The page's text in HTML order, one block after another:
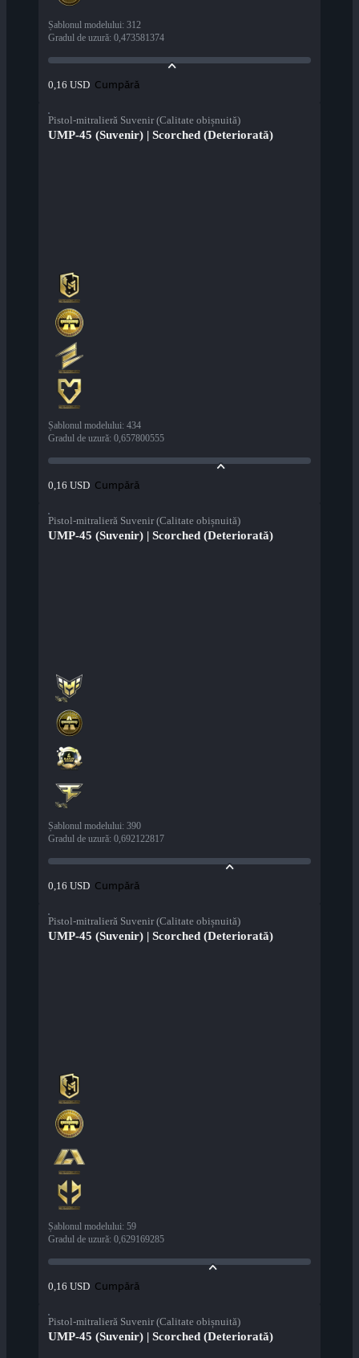
Șablonul modelului: 312
Gradul de uzură: 0,473581374
0,16 USD Cumpără
Pistol-mitralieră Suvenir (Calitate obișnuită)
UMP-45 (Suvenir) | Scorched (Deteriorată)
Șablonul modelului: 434
Gradul de uzură: 0,657800555
0,16 USD Cumpără
Pistol-mitralieră Suvenir (Calitate obișnuită)
UMP-45 (Suvenir) | Scorched (Deteriorată)
Șablonul modelului: 390
Gradul de uzură: 0,692122817
0,16 USD Cumpără
Pistol-mitralieră Suvenir (Calitate obișnuită)
UMP-45 (Suvenir) | Scorched (Deteriorată)
Șablonul modelului: 59
Gradul de uzură: 0,629169285
0,16 USD Cumpără
Pistol-mitralieră Suvenir (Calitate obișnuită)
UMP-45 (Suvenir) | Scorched (Deteriorată)